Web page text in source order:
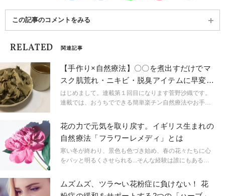
この記事のコメントをみる
RELATED 関連記事
【手作り×自然療法】〇〇を煮出すだけでマ
スク肌荒れ・ニキビ・脱臭アイテムに早変わ
り！作り方は？
はじめまして。連載第１回目になります菅野沙織です。
連載では、おうちでできる簡単楽チン自然療法やお手当
もともとモノづくりや工作は好きですが、小学生と中学
生の子を持つ忙しい母ちゃんでもあり、できるだけ手間
ひまかけず、手軽に楽しくできる手づくりをご紹介して
いきたいと思います。
花の力で元気を取り戻す。イギリス生まれの
自然療法「フラワーレメディ」とは
寒い冬が終わり、景色も色づき始め、春の花々たちに心
をパッと明るくさせられる...そんな経験は誰にもあるの
て心身を癒す「フラワーレメディ」がどの家庭にも常備
品として置いてあります。あのダイアナ妃やキャサリン
ムズムズ、ツラ〜い花粉症に負けない！ 花